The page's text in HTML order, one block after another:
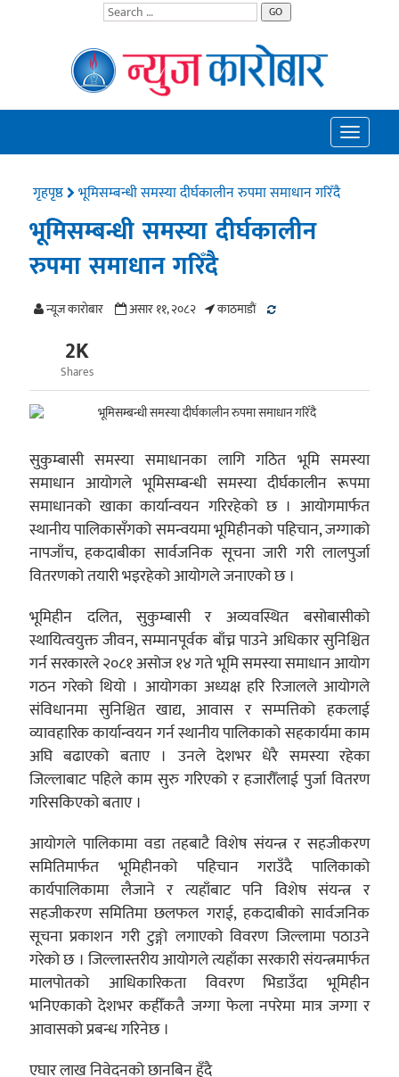
GO
Toggle
गृहपृष्ठ भूमिसम्बन्धी समस्या दीर्घकालीन रुपमा समाधान गरिँदै
भूमिसम्बन्धी समस्या दीर्घकालीन
रुपमा समाधान गरिँदै
न्यूज काराेबार असार ११, २०८२ काठमाडाैं
2K
Shares
सुकुम्बासी समस्या समाधानका लागि गठित भूमि समस्या
समाधान आयोगले भूमिसम्बन्धी समस्या दीर्घकालीन रूपमा
समाधानको खाका कार्यान्वयन गरिरहेको छ । आयोगमार्फत
स्थानीय पालिकासँगको समन्वयमा भूमिहीनको पहिचान, जग्गाको
नापजाँच, हकदाबीका सार्वजनिक सूचना जारी गरी लालपुर्जा
वितरणको तयारी भइरहेको आयोगले जनाएको छ ।
भूमिहीन दलित, सुकुम्बासी र अव्यवस्थित बसोबासीको
स्थायित्वयुक्त जीवन, सम्मानपूर्वक बाँच्न पाउने अधिकार सुनिश्चित
गर्न सरकारले २०८१ असोज १४ गते भूमि समस्या समाधान आयोग
गठन गरेको थियो । आयोगका अध्यक्ष हरि रिजालले आयोगले
संविधानमा सुनिश्चित खाद्य, आवास र सम्पत्तिको हकलाई
व्यावहारिक कार्यान्वयन गर्न स्थानीय पालिकाको सहकार्यमा काम
अघि बढाएको बताए । उनले देशभर धेरै समस्या रहेका
जिल्लाबाट पहिले काम सुरु गरिएको र हजारौँलाई पुर्जा वितरण
गरिसकिएको बताए ।
आयोगले पालिकामा वडा तहबाटै विशेष संयन्त्र र सहजीकरण
समितिमार्फत भूमिहीनको पहिचान गराउँदै पालिकाको
कार्यपालिकामा लैजाने र त्यहाँबाट पनि विशेष संयन्त्र र
सहजीकरण समितिमा छलफल गराई, हकदाबीको सार्वजनिक
सूचना प्रकाशन गरी टुङ्गो लगाएको विवरण जिल्लामा पठाउने
गरेको छ । जिल्लास्तरीय आयोगले त्यहाँका सरकारी संयन्त्रमार्फत
मालपोतको आधिकारिकता विवरण भिडाउँदा भूमिहीन
भनिएकाको देशभर कहीँकतै जग्गा फेला नपरेमा मात्र जग्गा र
आवासको प्रबन्ध गरिनेछ ।
एघार लाख निवेदनको छानबिन हुँदै